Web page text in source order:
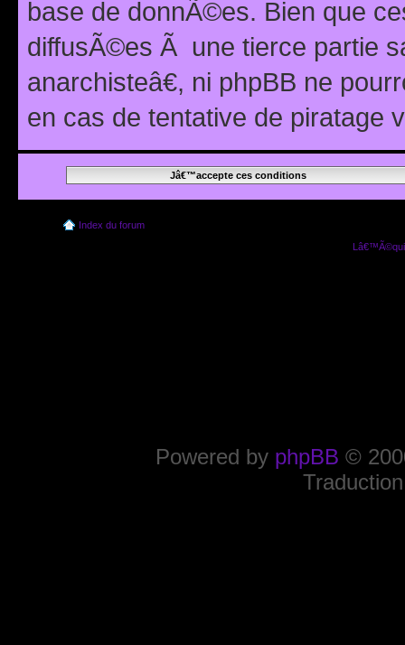
base de donnÃ©es. Bien que
diffusÃ©es Ã une tierce partie
anarchisteâ€, ni phpBB ne
en cas de tentative de piratage
Index du forum
Powered by phpBB ©